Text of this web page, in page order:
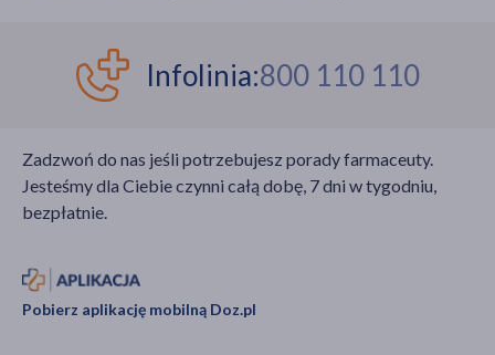
Infolinia:800 110 110
Zadzwoń do nas jeśli potrzebujesz porady farmaceuty.
Jesteśmy dla Ciebie czynni całą dobę, 7 dni w tygodniu,
bezpłatnie.
Pobierz aplikację mobilną Doz.pl